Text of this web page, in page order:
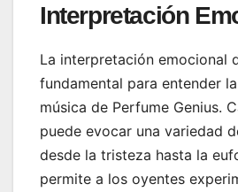
Interpretación
La interpretación emocional
fundamental para entender
música de Perfume Genius.
puede evocar una variedad
desde la tristeza hasta la
permite a los oyentes